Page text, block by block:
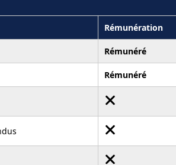
Rémunération
Rémunéré
Rémunéré